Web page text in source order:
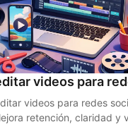
videos para
videos para redes
retención, claridad y